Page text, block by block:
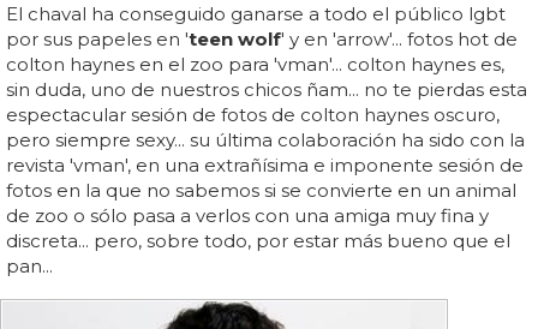
El chaval ha conseguido ganarse a todo el público lgbt
por sus papeles en 'teen wolf' y en 'arrow'... fotos hot de
colton haynes en el zoo para 'vman'... colton haynes es,
sin duda, uno de nuestros chicos ñam... no te pierdas esta
espectacular sesión de fotos de colton haynes oscuro,
pero siempre sexy... su última colaboración ha sido con la
revista 'vman', en una extrañísima e imponente sesión de
fotos en la que no sabemos si se convierte en un animal
de zoo o sólo pasa a verlos con una amiga muy fina y
discreta... pero, sobre todo, por estar más bueno que el
pan...